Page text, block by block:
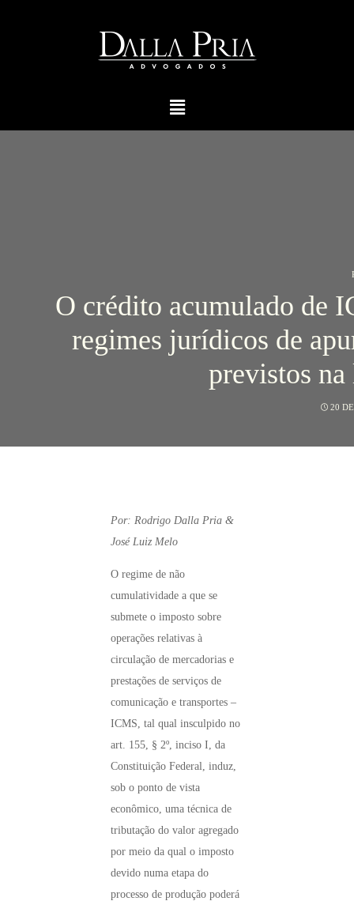
O crédito acumulado de
regimes jurídicos de
previstos
20
Por: Rodrigo Dalla Pria &
José Luiz Melo
O regime de não
cumulatividade a que se
submete o imposto sobre
operações relativas à
circulação de mercadorias e
prestações de serviços de
comunicação e transportes –
ICMS, tal qual insculpido no
art. 155, § 2º, inciso I, da
Constituição Federal, induz,
sob o ponto de vista
econômico, uma técnica de
tributação do valor agregado
por meio da qual o imposto
devido numa etapa do
processo de produção poderá